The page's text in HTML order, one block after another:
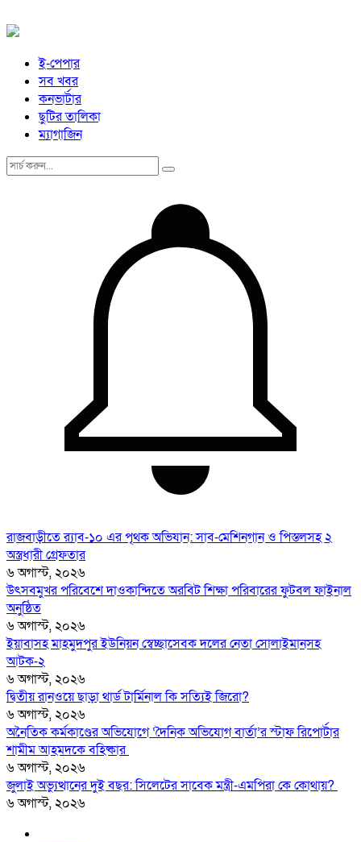
ই-পেপার
সব খবর
কনভার্টার
ছুটির তালিকা
ম্যাগাজিন
রাজবাড়ীতে র‍্যাব-১০ এর পৃথক অভিযান: সাব-মেশিনগান ও পিস্তলসহ ২
অস্ত্রধারী গ্রেফতার
৬ অগাস্ট, ২০২৬
উৎসবমুখর পরিবেশে দাওকান্দিতে অরবিট শিক্ষা পরিবারের ফুটবল ফাইনাল
অনুষ্ঠিত
৬ অগাস্ট, ২০২৬
ইয়াবাসহ মাহমুদপুর ইউনিয়ন স্বেচ্ছাসেবক দলের নেতা সোলাইমানসহ
আটক-২
৬ অগাস্ট, ২০২৬
দ্বিতীয় রানওয়ে ছাড়া থার্ড টার্মিনাল কি সত্যিই জিরো?
৬ অগাস্ট, ২০২৬
অনৈতিক কর্মকাণ্ডের অভিযোগে ‘দৈনিক অভিযোগ বার্তা’র স্টাফ রিপোর্টার
শামীম আহমদকে বহিষ্কার
৬ অগাস্ট, ২০২৬
জুলাই অভ্যুত্থানের দুই বছর: সিলেটের সাবেক মন্ত্রী-এমপিরা কে কোথায়? ​
৬ অগাস্ট, ২০২৬